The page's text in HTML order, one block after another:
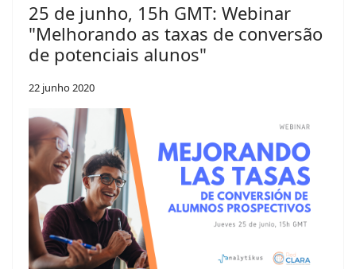
25 de junho, 15h GMT: Webinar
"Melhorando as taxas de conversão
de potenciais alunos"
22 junho 2020